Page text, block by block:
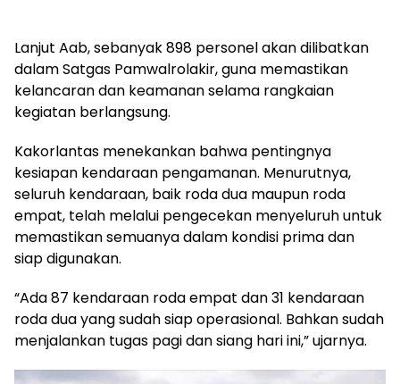
Lanjut Aab, sebanyak 898 personel akan dilibatkan
dalam Satgas Pamwalrolakir, guna memastikan
kelancaran dan keamanan selama rangkaian
kegiatan berlangsung.
Kakorlantas menekankan bahwa pentingnya
kesiapan kendaraan pengamanan. Menurutnya,
seluruh kendaraan, baik roda dua maupun roda
empat, telah melalui pengecekan menyeluruh untuk
memastikan semuanya dalam kondisi prima dan
siap digunakan.
“Ada 87 kendaraan roda empat dan 31 kendaraan
roda dua yang sudah siap operasional. Bahkan sudah
menjalankan tugas pagi dan siang hari ini,” ujarnya.